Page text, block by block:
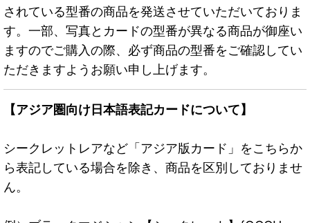
されている型番の商品を発送させていただいておりま
す。一部、写真とカードの型番が異なる商品が御座い
ますのでご購入の際、必ず商品の型番をご確認してい
ただきますようお願い申し上げます。
【アジア圏向け日本語表記カードについて】
シークレットレアなど「アジア版カード」をこちらか
ら表記している場合を除き、商品を区別しておりませ
ん。